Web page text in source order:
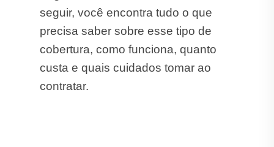
seguir, você encontra tudo o que
precisa saber sobre esse tipo de
cobertura, como funciona, quanto
custa e quais cuidados tomar ao
contratar.